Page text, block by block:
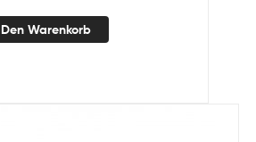
Warenkorb